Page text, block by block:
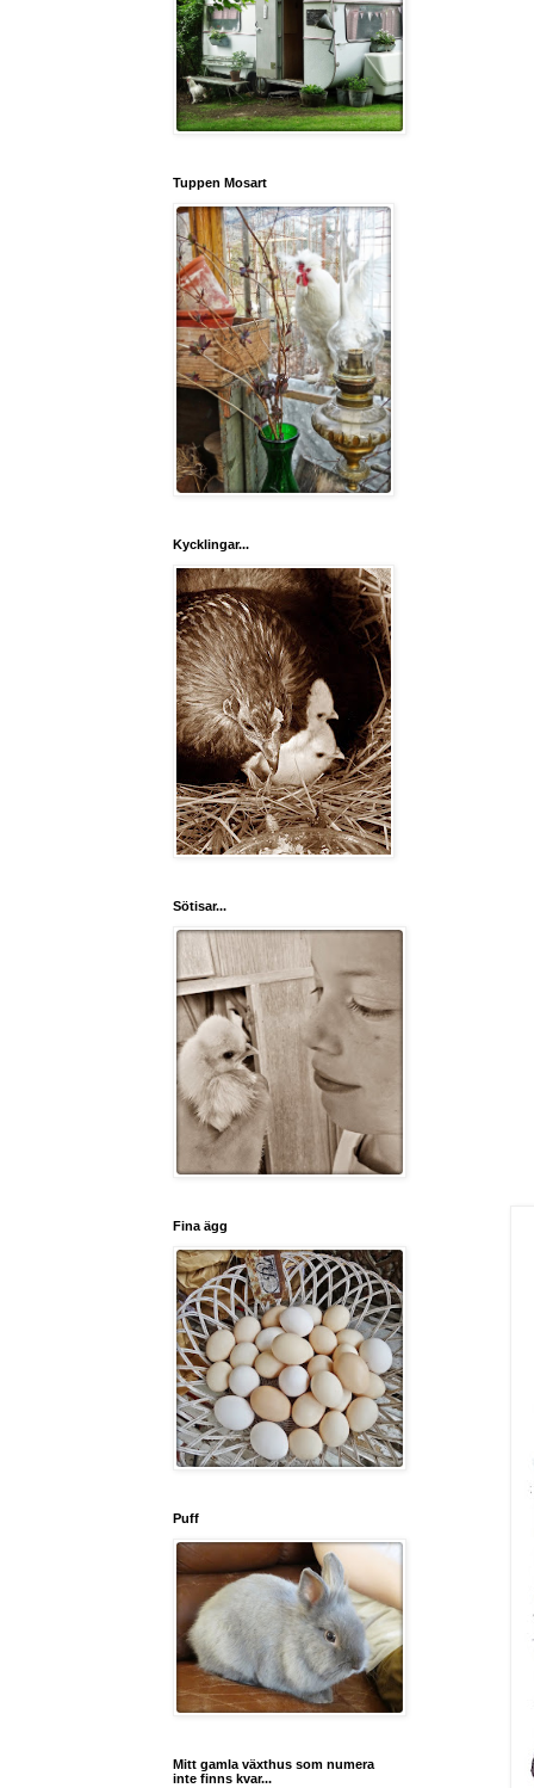
Tuppen Mosart
Kycklingar...
Sötisar...
Fina ägg
Puff
Mitt gamla växthus som numera
inte finns kvar...